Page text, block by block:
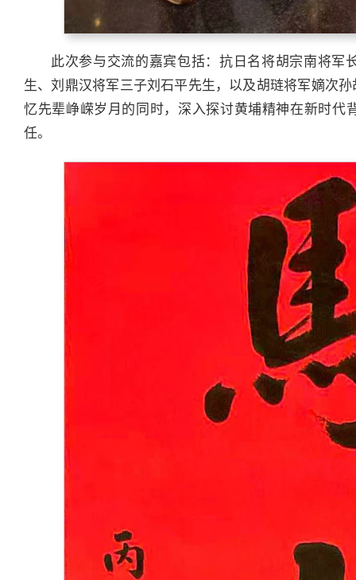
此次参与交流的嘉宾包括：抗日名将胡宗南将军
生、刘鼎汉将军三子刘石平先生，以及胡琏将军嫡次
忆先辈峥嵘岁月的同时，深入探讨黄埔精神在新时代
任。